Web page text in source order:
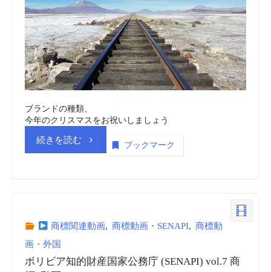
務
庁
(SENAPI)
vol.9
(embedded)”
ブランドの種類、
今年のクリスマスをお祝いしましょう
続きを読む“ボ
ア
ブックマーク
商標関連動画, 商標動画・SENAPI, 商標動
画・外国
ボリビア知的財産国家公務庁 (SENAPI) vol.7 商